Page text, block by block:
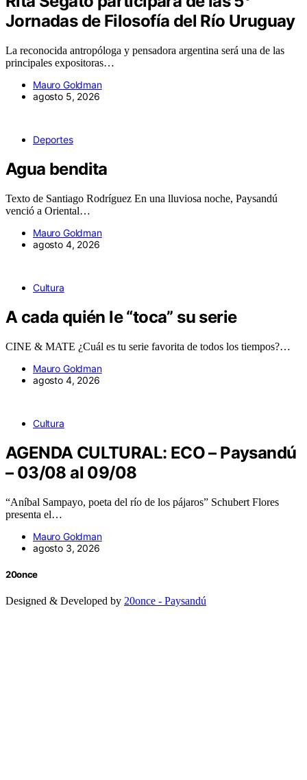
Jornadas de Filosofía del Río Uruguay
La reconocida antropóloga y pensadora argentina será una de las
principales expositoras…
Mauro Goldman
agosto 5, 2026
Deportes
Agua bendita
Texto de Santiago Rodríguez En una lluviosa noche, Paysandú
venció a Oriental…
Mauro Goldman
agosto 4, 2026
Cultura
A cada quién le “toca” su serie
CINE & MATE ¿Cuál es tu serie favorita de todos los tiempos?…
Mauro Goldman
agosto 4, 2026
Cultura
AGENDA CULTURAL: ECO – Paysandú
– 03/08 al 09/08
“Aníbal Sampayo, poeta del río de los pájaros” Schubert Flores
presenta el…
Mauro Goldman
agosto 3, 2026
20once
Designed & Developed by 20once - Paysandú